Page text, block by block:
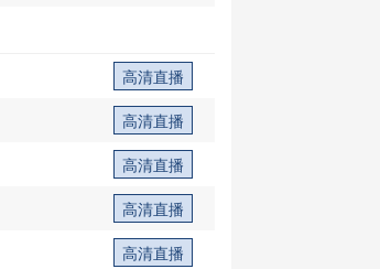
高清直播
高清直播
高清直播
高清直播
高清直播